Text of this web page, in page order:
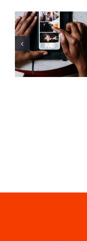
Top-Apps
zum
Animieren
von Fotos
für